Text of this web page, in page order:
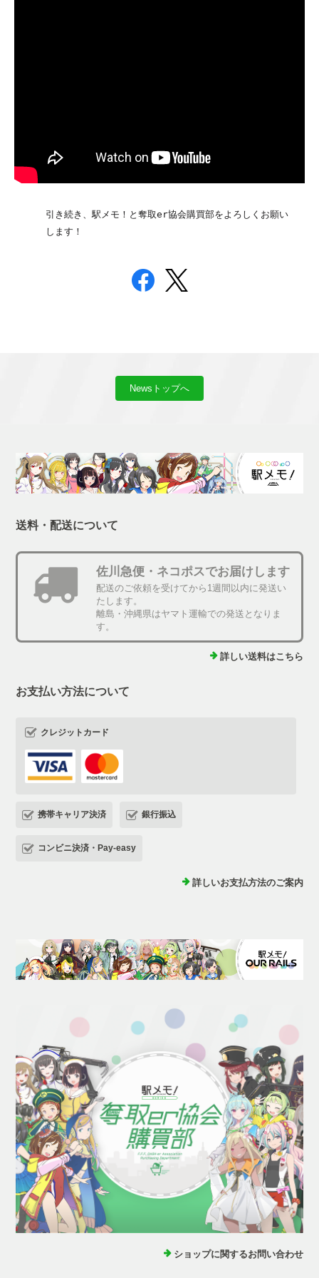
引き続き、駅メモ！と奪取er協会購買部をよろしくお願い
します！
Newsトップへ
送料・配送について
佐川急便・ネコポスでお届けします
配送のご依頼を受けてから1週間以内に発送い
たします。
離島・沖縄県はヤマト運輸での発送となりま
す。
詳しい送料はこちら
お支払い方法について
クレジットカード
携帯キャリア決済 銀行振込
コンビニ決済・Pay-easy
詳しいお支払方法のご案内
ショップに関するお問い合わせ